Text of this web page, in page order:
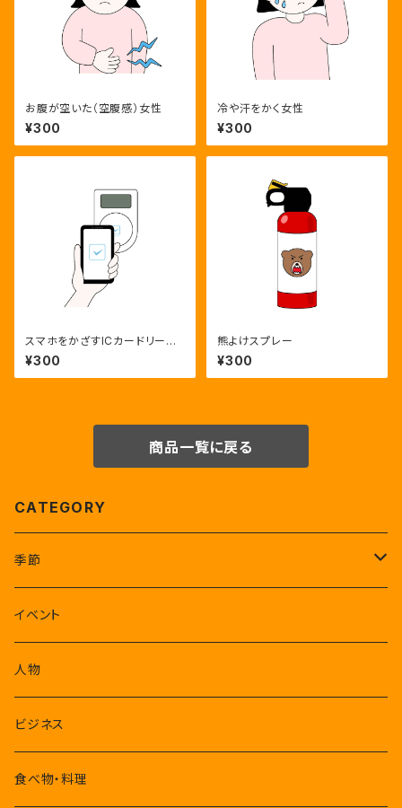
お腹が空いた（空腹感）女性
¥300
冷や汗をかく女性
¥300
スマホをかざすICカードリーダ
ー
¥300
熊よけスプレー
¥300
商品一覧に戻る
CATEGORY
季節
1-3月
4-6月
7-9月
10-12月
イベント
人物
ビジネス
食べ物・料理